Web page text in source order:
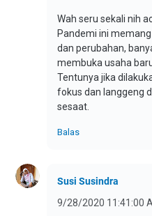
Wah seru sekali nih
Pandemi ini
dan perubahan,
membuka usaha
Tentunya jika
fokus dan langgeng
sesaat.
Balas
Susi Susindra
9/28/2020 11:41:00